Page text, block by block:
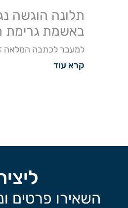
תלונה הוגשה
באשמת גרימת
למעבר לכתבה המלאה
קרא עוד
השאירו פרטים